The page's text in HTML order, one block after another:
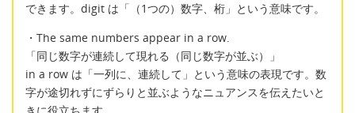
できます。digit は「（1つの）数字、桁」という意味です。
・The same numbers appear in a row.
「同じ数字が連続して現れる（同じ数字が並ぶ）」
in a row は「一列に、連続して」という意味の表現です。数
字が途切れずにずらりと並ぶようなニュアンスを伝えたいと